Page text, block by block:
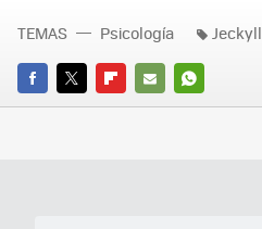
FACEBOOK
TWITTERFLIPBOARD
E-
WHATSAPP
TEMAS Psicología Jeckyll